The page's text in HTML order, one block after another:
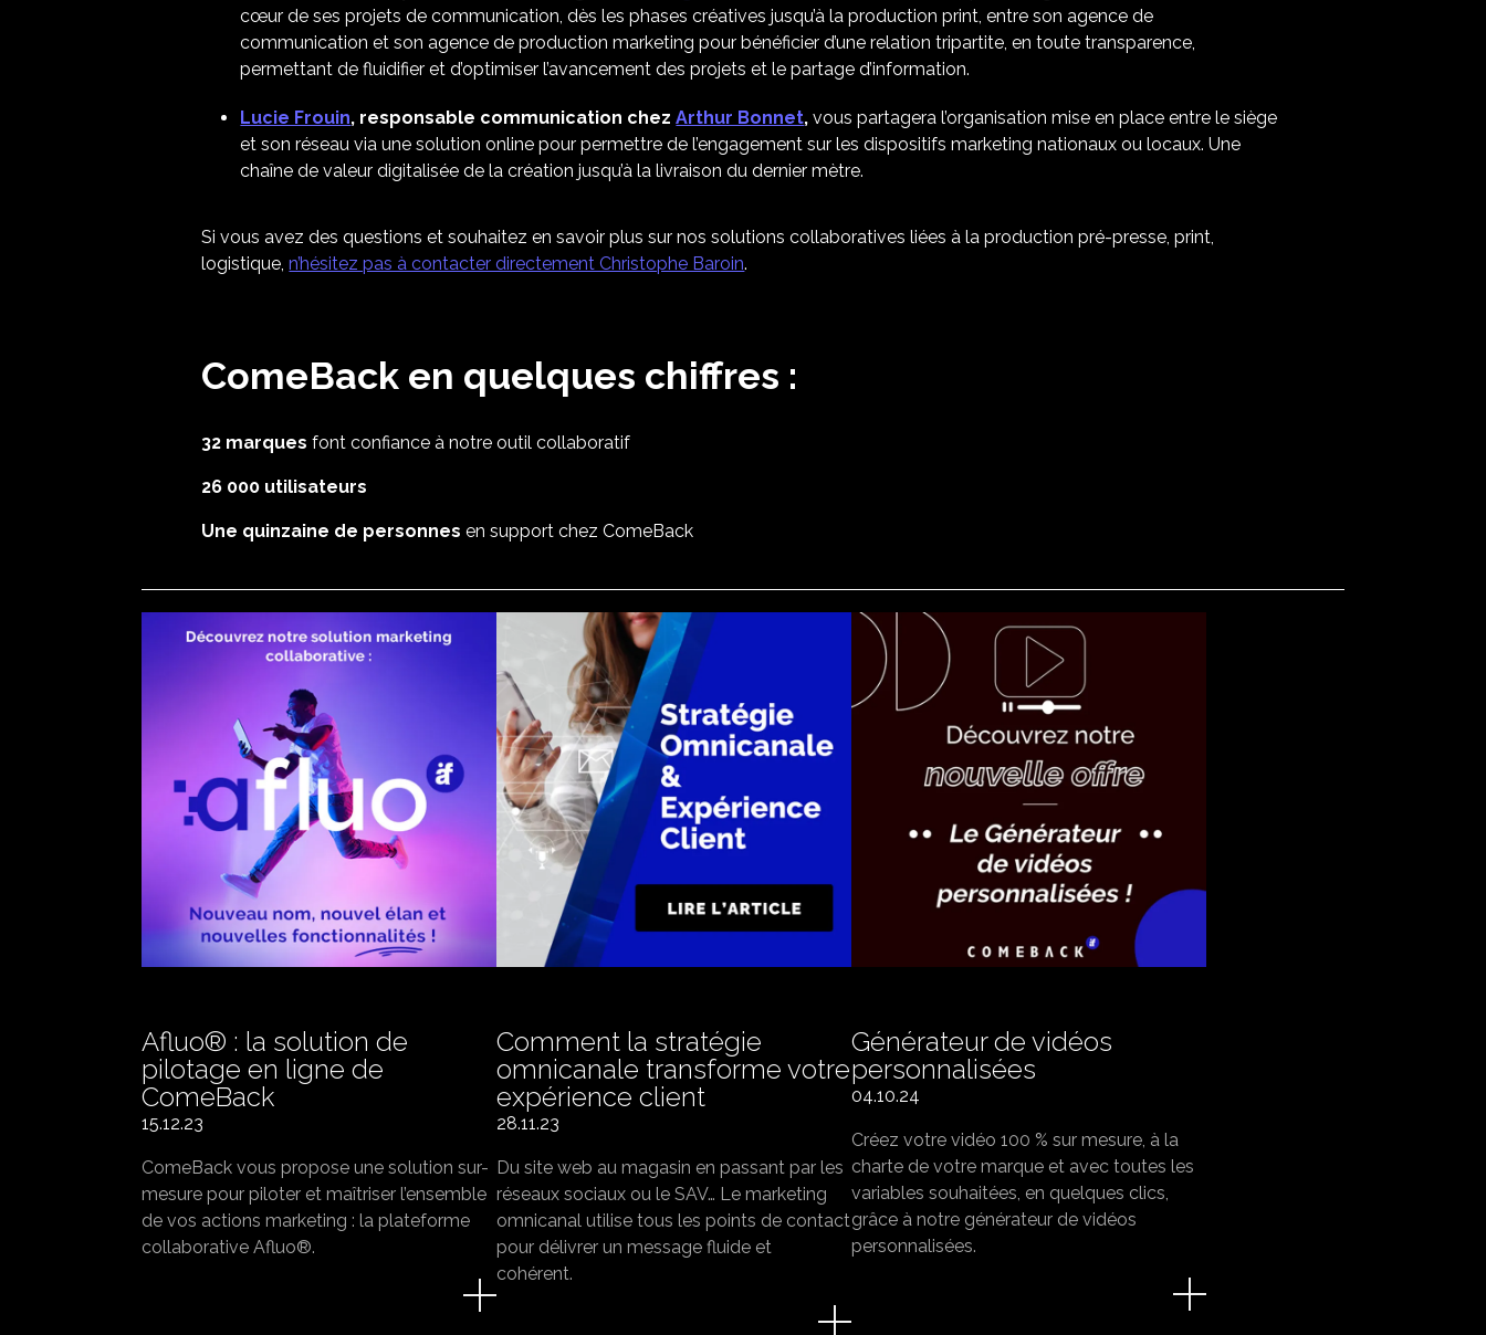
cœur de ses projets de communication, dès les phases créatives jusqu’à la production print, entre son agence de
communication et son agence de production marketing pour bénéficier d’une relation tripartite, en toute transparence,
permettant de fluidifier et d’optimiser l’avancement des projets et le partage d’information.
Lucie Frouin, responsable communication chezArthur Bonnet, vous partagera l’organisation mise en place entre le siège
et son réseau via une solution online pour permettre de l’engagement sur les dispositifs marketing nationaux ou locaux. Une
chaîne de valeur digitalisée de la création jusqu’à la livraison du dernier mètre.
Si vous avez des questions et souhaitez en savoir plus sur nos solutions collaboratives liées à la production pré-presse, print,
logistique,n’hésitez pas à contacter directement Christophe Baroin.
ComeBack en quelques chiffres :
32 marques font confiance à notre outil collaboratif
26 000 utilisateurs
Une quinzaine de personnesen support chez ComeBack
Afluo® : la solution de
pilotage en ligne de
ComeBack
15.12.23
ComeBack vous propose une solution sur-
mesure pour piloter et maîtriser l’ensemble
de vos actions marketing : la plateforme
collaborative Afluo®.
Comment la stratégie
omnicanale transforme votre
expérience client
28.11.23
Du site web au magasin en passant par les
réseaux sociaux ou le SAV… Le marketing
omnicanal utilise tous les points de contact
pour délivrer un message fluide et
cohérent.
Générateur de vidéos
personnalisées
04.10.24
Créez votre vidéo 100 % sur mesure, à la
charte de votre marque et avec toutes les
variables souhaitées, en quelques clics,
grâce à notre générateur de vidéos
personnalisées.